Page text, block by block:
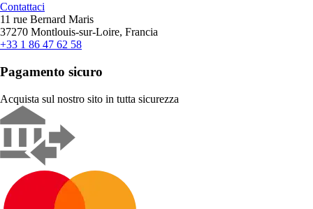
Contattaci
11 rue Bernard Maris
37270 Montlouis-sur-Loire, Francia
+33 1 86 47 62 58
Pagamento sicuro
Acquista sul nostro sito in tutta sicurezza